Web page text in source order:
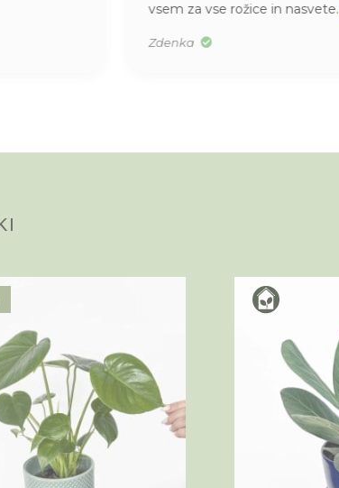
vsem za vse rožice in nasvete.
Zdenka